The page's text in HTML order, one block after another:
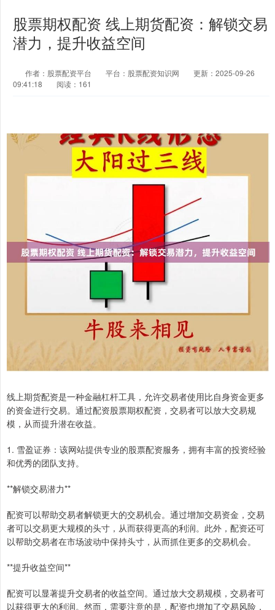
股票期权配资 线上期货配资：解锁交易
潜力，提升收益空间
作者：股票配资平台 平台：股票配资知识网
更新：2025-09-26
09:41:18
阅读：161
线上期货配资是一种金融杠杆工具，允许交易者使用比自身资金更多
的资金进行交易。通过配资股票期权配资，交易者可以放大交易规
模，从而提升潜在收益。
1. 雪盈证券：该网站提供专业的股票配资服务，拥有丰富的投资经验
和优秀的团队支持。
**解锁交易潜力**
配资可以帮助交易者解锁更大的交易机会。通过增加交易资金，交易
者可以交易更大规模的头寸，从而获得更高的利润。此外，配资还可
以帮助交易者在市场波动中保持头寸，从而抓住更多的交易机会。
**提升收益空间**
配资可以显著提升交易者的收益空间。通过放大交易规模，交易者可
以获得更大的利润。然而，需要注意的是，配资也增加了交易风险，